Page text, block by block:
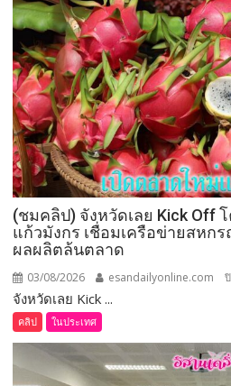
(ชมคลิป) จังหวัดเลย Kick Off
แก้วมังกร เชื่อมเครือข่ายสหก
ผลผลิตล้นตลาด
03/08/2026 esandailyonline.com
จังหวัดเลย Kick ...
คลิป ในประเทศ